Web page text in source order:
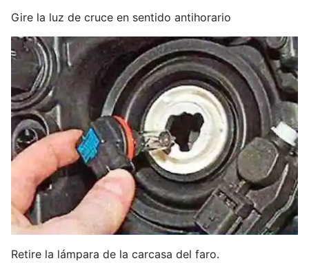
Gire la luz de cruce en sentido antihorario
Retire la lámpara de la carcasa del faro.